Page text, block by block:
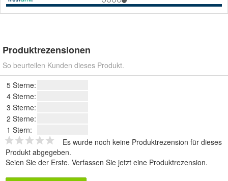
Produktrezensionen
So beurteilen Kunden dieses Produkt.
5 Sterne:
4 Sterne:
3 Sterne:
2 Sterne:
1 Stern:
Es wurde noch keine Produktrezension für dieses
Produkt abgegeben.
Seien Sie der Erste. Verfassen Sie jetzt eine Produktrezension.